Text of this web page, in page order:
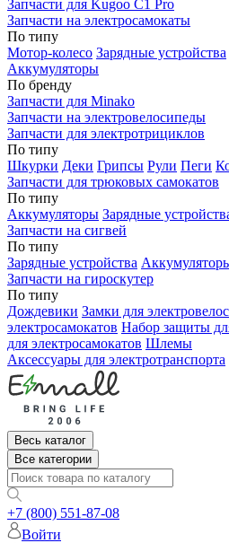
Запчасти для Kugoo C1 Pro
Запчасти на электросамокаты
По типу
Мотор-колесо Зарядные устройства
Аккумуляторы
По бренду
Запчасти для Minako
Запчасти на электровелосипеды
Запчасти для электротрициклов
По типу
Шкурки Деки Грипсы Рули Пеги
Запчасти для трюковых самокатов
По типу
Аккумуляторы Зарядные
Запчасти на сигвей
По типу
Зарядные устройства
Запчасти на гироскутер
По типу
Дождевики Замки для
электросамокатов Набор защиты
для электросамокатов Шлемы
Аксессуары для электротранспорта
Весь каталог
Все категории
+7 (800) 551-87-08
Войти